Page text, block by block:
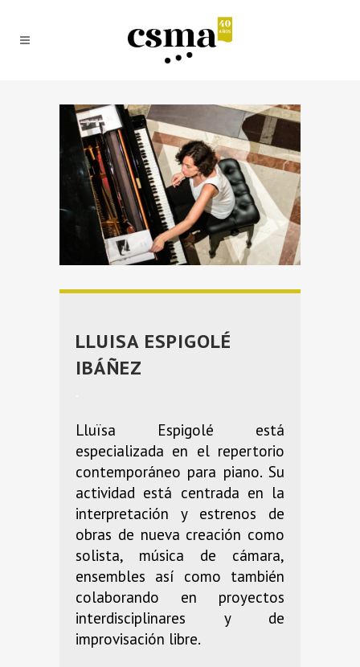
LLUISA ESPIGOLÉ
IBÁÑEZ
Lluïsa Espigolé está
especializada en el repertorio
contemporáneo para piano. Su
actividad está centrada en la
interpretación y estrenos de
obras de nueva creación como
solista, música de cámara,
ensembles así como también
colaborando en proyectos
interdisciplinares y de
improvisación libre.